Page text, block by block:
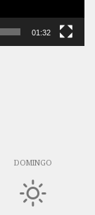
01:32
DOMINGO